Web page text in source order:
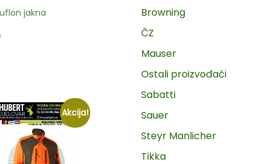
jakna
Akcija!
Browning
ČZ
Mauser
Ostali proizvođači
Sabatti
Sauer
Steyr Manlicher
Tikka